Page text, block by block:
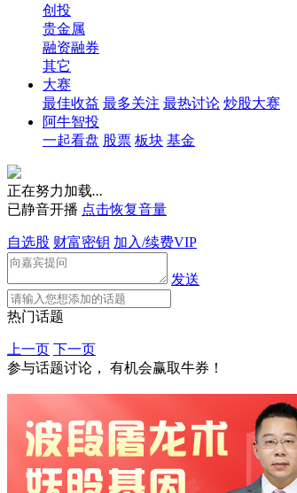
创投
贵金属
融资融券
其它
大赛
最佳收益 最多关注 最热讨论 炒股大赛
阿牛智投
一起看盘 股票 板块 基金
正在努力加载...
已静音开播 点击恢复音量
自选股 财富密钥 加入/续费VIP
发送
热门话题
上一页 下一页
参与话题讨论， 有机会赢取牛券！